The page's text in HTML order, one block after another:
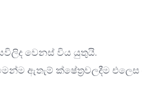
වෙනස් විය යුතුයි.
ඇතැම් ක්ෂේත්‍රවලදීම